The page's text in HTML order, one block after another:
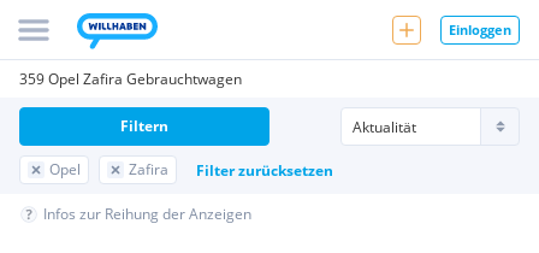
Einloggen
359 Opel Zafira Gebrauchtwagen
Opel Zafira Filter zurücksetzen
Filtern
Infos zur Reihung der Anzeigen